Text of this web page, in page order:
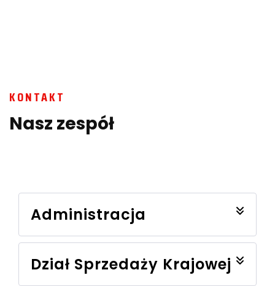
KONTAKT
Nasz zespół
Administracja
Dział Sprzedaży Krajowej